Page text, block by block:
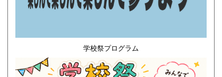
学校祭プログラム